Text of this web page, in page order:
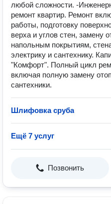
любой сложности. -
ремонт квартир. Ремонт
работы, подготовку
верха и углов стен, замену
напольным покрытиям,
электрику и сантехнику.
"Комфорт". Полный цикл
включая полную замену
сантехники.
Шлифовка сруба
Ещё 7 услуг
Позвонить